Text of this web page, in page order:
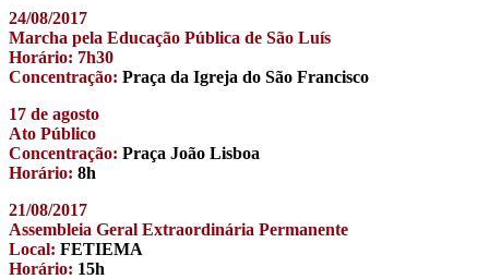
24/08/2017
Marcha pela Educação Pública de São Luís
Horário: 7h30
Concentração: Praça da Igreja do São Francisco
17 de agosto
Ato Público
Concentração: Praça João Lisboa
Horário: 8h
21/08/2017
Assembleia Geral Extraordinária Permanente
Local: FETIEMA
Horário: 15h